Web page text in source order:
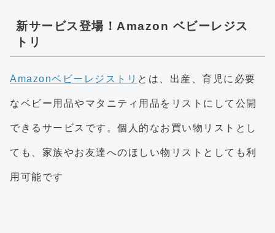
新サービス登場！Amazon ベビーレジス
トリ
Amazonベビーレジストリ とは、出産、育児に必要
なベビー用品やマタニティ用品をリストにして公開
できるサービスです。個人的なお買い物リストとし
ても、家族やお友達へのほしい物リストとしても利
用可能です